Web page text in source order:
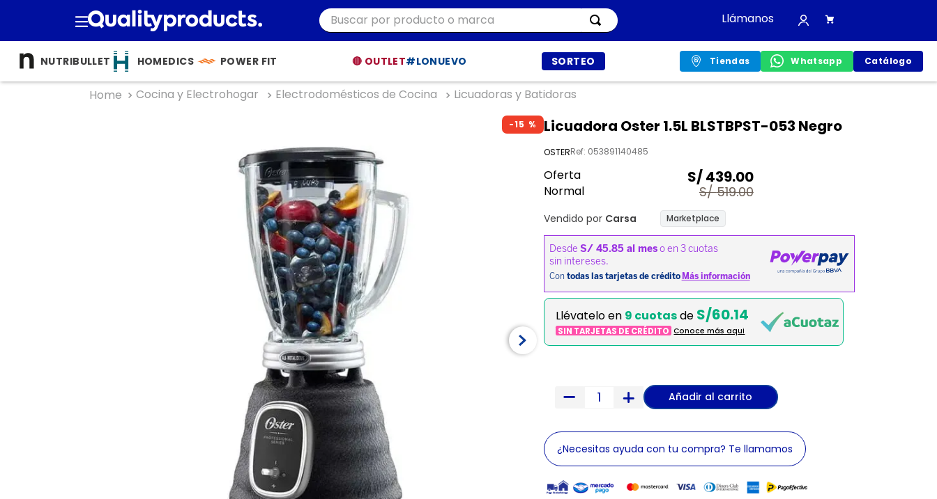
Buscar por producto o marca Llámanos
NUTRIBULLET HOMEDICS POWER FIT 🔴 OUTLET#LONUEVO SORTEO Tiendas Whatsapp Catálogo
Cocina y Electrohogar Electrodomésticos de Cocina Licuadoras y Batidoras
-15 % Licuadora Oster 1.5L BLSTBPST-053 Negro
OSTERRef: 053891140485
Oferta S/439.00
Normal S/519.00
Vendido por Carsa Marketplace
Llévatelo en 9 cuotasde S/60.14
SIN TARJETAS DE CRÉDITO Conoce más aqui
Añadir al carrito
¿Necesitas ayuda con tu compra? Te llamamos
TÉRMINOS MÁS BUSCADOS
2.
bienestar
4.
nutri bullet
5 .
masajeador
6 .
nutribullet procesadores
7.
hogar
8.
happy yappers
9.
almohada
licuadora